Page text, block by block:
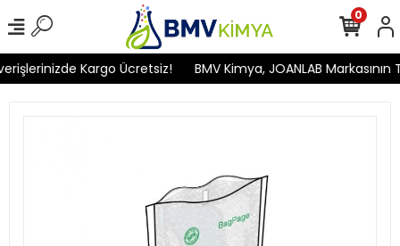
Kargo Ücretsiz! BMV Kimya, JOANLAB
0